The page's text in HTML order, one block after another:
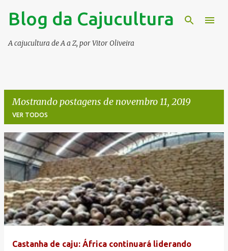
Pular para o conteúdo principal
Blog da Cajucultura
A cajucultura de A a Z, por Vitor Oliveira
Mostrando postagens de novembro 11, 2019
VER TODOS
P
o
s
t
a
g
Castanha de caju: África continuará liderando